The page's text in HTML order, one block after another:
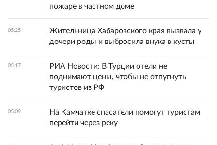
пожаре в частном доме
05:25
Жительница Хабаровского края вызвала у
дочери роды и выбросила внука в кусты
05:17
РИА Новости: В Турции отели не
поднимают цены, чтобы не отпугнуть
туристов из РФ
05:09
На Камчатке спасатели помогут туристам
перейти через реку